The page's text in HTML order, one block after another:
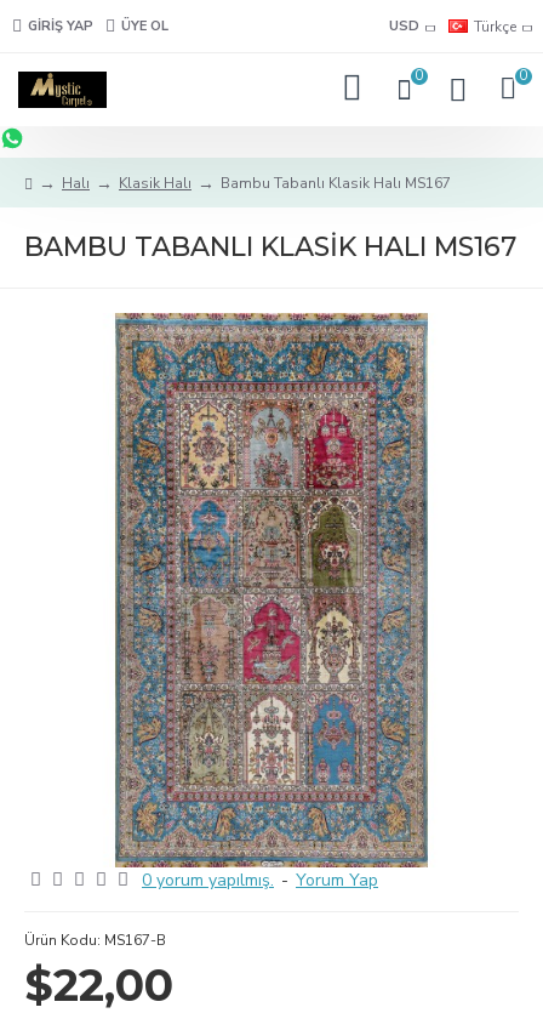
GIRIŞ YAP ÜYE OL USD Türkçe
0 0
Halı Klasik Halı Bambu Tabanlı Klasik Halı MS167
BAMBU TABANLI KLASIK HALI MS167
0 yorum yapılmış. - Yorum Yap
$22,00
Ürün Kodu: MS167-B